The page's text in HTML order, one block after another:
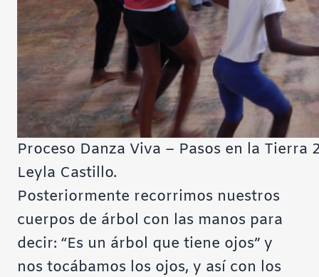
Proceso Danza Viva – Pasos en la
Leyla Castillo.
Posteriormente recorrimos nuestros
cuerpos de árbol con las manos para
decir: “Es un árbol que tiene ojos” y
nos tocábamos los ojos, y así con los